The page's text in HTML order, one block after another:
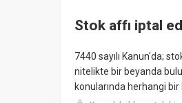
Stok affı iptal
7440 sayılı Kanun'da;
nitelikte bir beyanda
konularında herhangi